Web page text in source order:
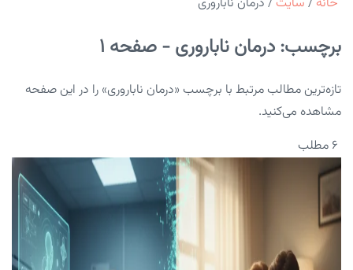
برچسب: درمان ناباروری - صفحه 1
تازه‌ترین مطالب مرتبط با برچسب «درمان ناباروری» را در این صفحه
مشاهده می‌کنید.
۶ مطلب